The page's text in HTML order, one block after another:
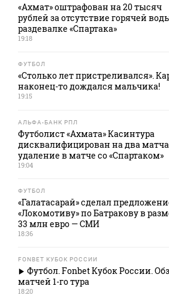
«Ахмат» оштрафован на 20 тысяч
рублей за отсутствие горячей
раздевалке «Спартака»
19:18
ФУТБОЛ
«Столько лет пристреливался».
наконец-то дождался мальчика!
19:15
АЛЬФА-БАНК РПЛ
Футболист «Ахмата» Касинтура
дисквалифицирован на два матча
удаление в матче со «Спартаком»
19:04
ФУТБОЛ
«Галатасарай» сделал
«Локомотиву» по Батракову в
33 млн евро — СМИ
18:36
FONBET КУБОК РОССИИ
Футбол. Fonbet Кубок России.
матчей 1-го тура
18:20